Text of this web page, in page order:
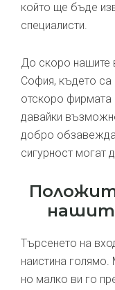
който ще бъде
специалисти.
До скоро нашите
София, където са
отскоро фирмата
давайки
добро
сигурност могат
Търсенето на
наистина
но малко ви го